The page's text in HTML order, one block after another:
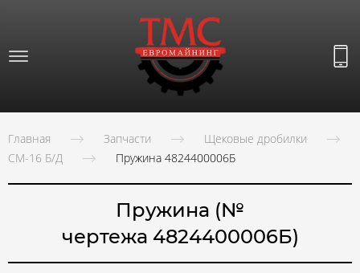
Главная Запчасти
Щековые дробилки
СМ-16 Б/Д
Пружина 4824400006Б
Пружина (№
чертежа 4824400006Б)